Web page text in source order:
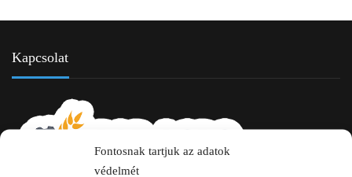
Fontosnak tartjuk az adatok
védelmét
Kapcsolat